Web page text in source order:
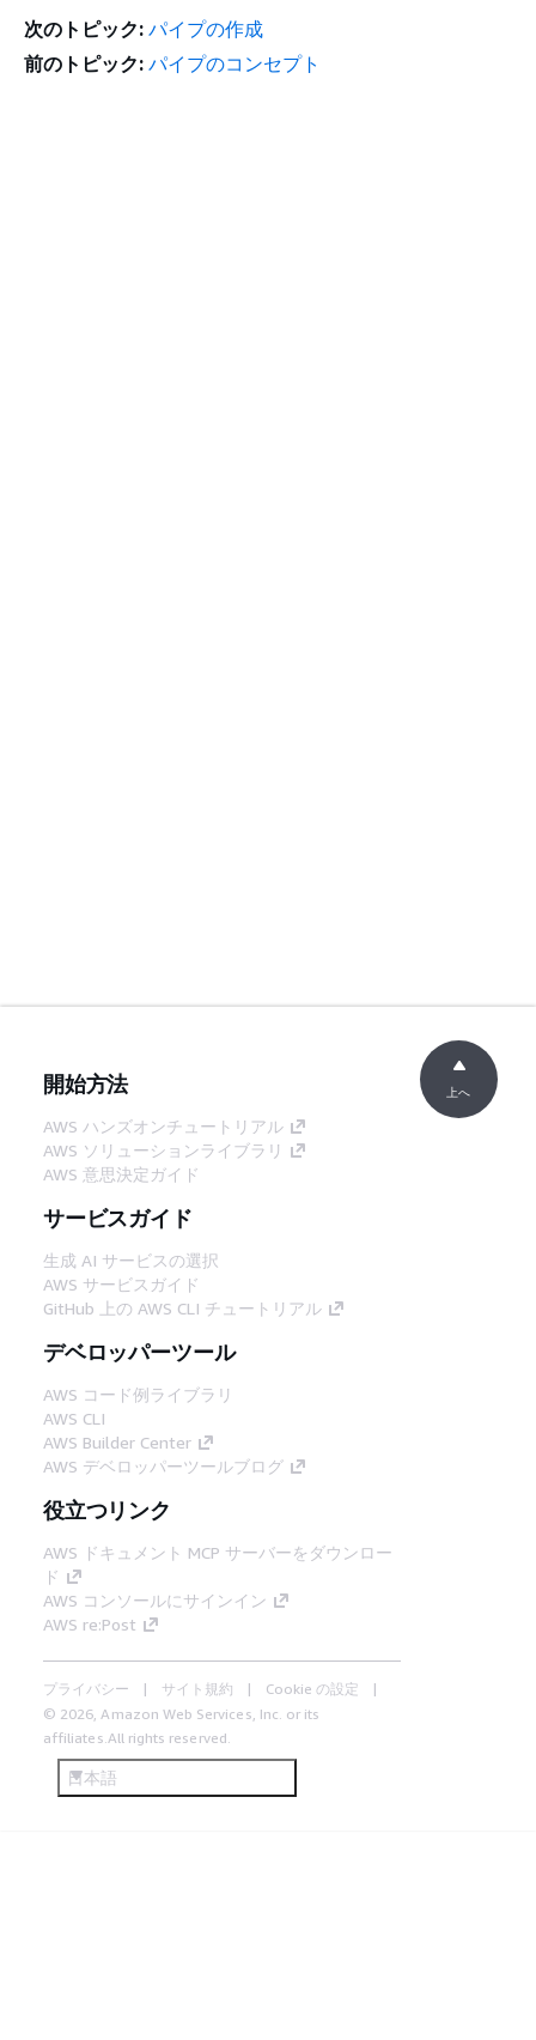
次のトピック: パイプの作成
前のトピック: パイプのコンセプト
開始方法
AWS ハンズオンチュートリアル
AWS ソリューションライブラリ
AWS 意思決定ガイド
サービスガイド
生成 AI サービスの選択
AWS サービスガイド
GitHub 上の AWS CLI チュートリアル
デベロッパーツール
AWS コード例ライブラリ
AWS CLI
AWS Builder Center
AWS デベロッパーツールブログ
役立つリンク
AWS ドキュメント MCP サーバーをダウンロー
ド
AWS コンソールにサインイン
AWS re:Post
プライバシー サイト規約
Cookie の設定
© 2026, Amazon Web Services, Inc. or its
affiliates.All rights reserved.
日本語
上へ